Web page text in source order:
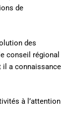
de
des
conseil régional
il a connaissance
à l’attention